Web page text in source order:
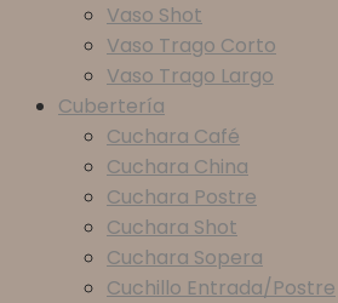
Vaso Shot
Vaso Trago Corto
Vaso Trago Largo
Cubertería
Cuchara Café
Cuchara China
Cuchara Postre
Cuchara Shot
Cuchara Sopera
Cuchillo Entrada/Postre